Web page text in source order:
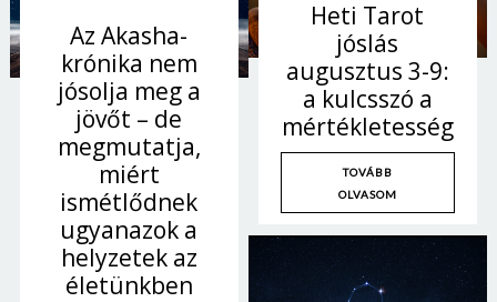
Az Akasha-
krónika nem
jósolja meg a
jövőt – de
megmutatja,
miért
ismétlődnek
ugyanazok a
helyzetek az
életünkben
Heti Tarot
jóslás
augusztus 3-9:
a kulcsszó a
mértékletesség
TOVÁBB
OLVASOM
Mégse Bejelentkezés